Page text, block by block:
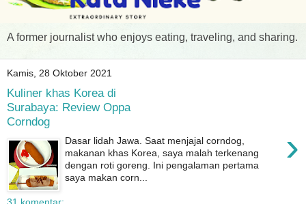
A former journalist who enjoys eating, traveling, and sharing.
Kamis, 28 Oktober 2021
Kuliner khas Korea di
Surabaya: Review Oppa
Corndog
›
Dasar lidah Jawa. Saat menjajal corndog,
makanan khas Korea, saya malah terkenang
dengan roti goreng. Ini pengalaman pertama
saya makan corn...